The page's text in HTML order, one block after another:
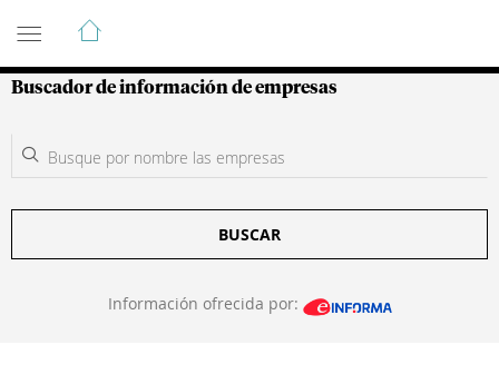
Guía de Empresas Colombianas
Buscador de información de empresas
BUSCAR
Información ofrecida por: